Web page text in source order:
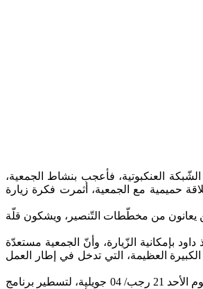
العنكبوتية، فأعجب بنشاط الجمعية،
حميمية مع الجمعية، أثمرت فكرة زيارة
يعانون من مخطّطات التّنصير، ويشكون قلّة
بإمكانية الزّيارة، وأنّ الجمعية مستعدّة
الكبيرة العظيمة، التي تدخل في إطار العمل
قدم الأخ مصطفى بن محمد شريفي من القرارة، فاجتمعنا في منزلنا بالحميز بحضور الأستاذ الحاج بكير بن يحيى الشّيخ بالحاج مدير مركّب العالية بالجزائر العاصمة، يوم الأحد 21 رجب/ 04 جويلية، لتسطير برنامج